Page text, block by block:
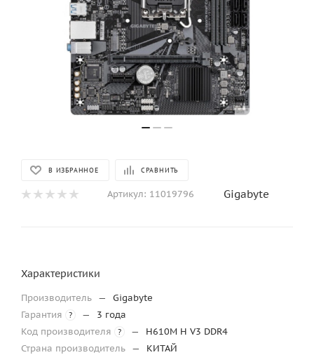
В ИЗБРАННОЕ СРАВНИТЬ
Артикул: 11019796 Gigabyte
Характеристики
Производитель —
Gigabyte
Гарантия
? —
3 года
Код производителя
? —
H610M H V3 DDR4
Страна производитель —
КИТАЙ